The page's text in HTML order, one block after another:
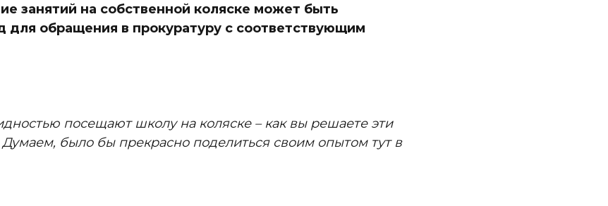
занятий на собственной коляске может быть
для обращения в прокуратуру с соответствующим
посещают школу на коляске – как вы решаете эти
было бы прекрасно поделиться своим опытом тут в